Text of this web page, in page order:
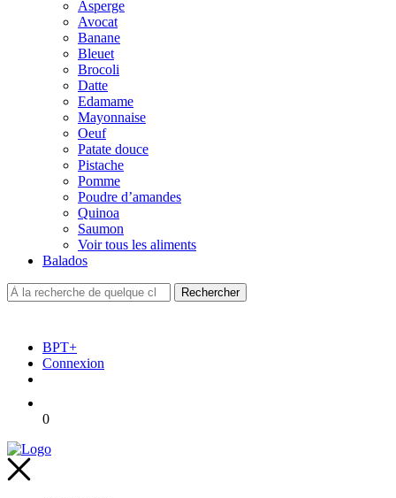
Asperge
Avocat
Banane
Bleuet
Brocoli
Datte
Edamame
Mayonnaise
Oeuf
Patate douce
Pistache
Pomme
Poudre d’amandes
Quinoa
Saumon
Voir tous les aliments
Balados
BPT+
Connexion
0